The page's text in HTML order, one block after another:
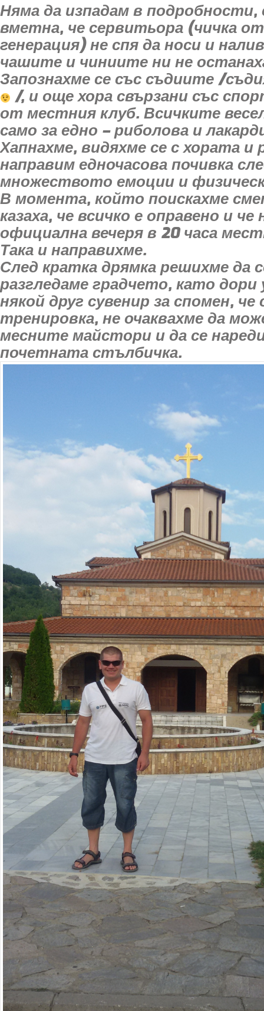
Няма да изпадам в подробности,
вметна, че сервитьора (чичка
генерация) не спя да носи и
чашите и чиниите ни не
Запознахме се със съдиите /
/, и още хора свързани със
от местния клуб. Всичките
само за едно – риболова и
Хапнахме, видяхме се с хората и
направим едночасова почивка
множеството емоции и
В момента, който поискахме
казаха, че всичко е оправено и че
официална вечеря в 20 часа
Така и направихме.
След кратка дрямка решихме да
разгледаме градчето, като дори
някой друг сувенир за спомен,
тренировка, не очаквахме да
месните майстори и да се
почетната стълбичка.